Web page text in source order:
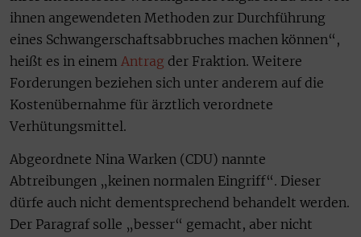
ihnen angewendeten Methoden zur Durchführung
eines Schwangerschaftsabbruches machen können“,
heißt es in einem Antrag der Fraktion. Weitere
Forderungen beziehen sich unter anderem auf die
Kostenübernahme für ärztlich verordnete
Verhütungsmittel.
Abgeordnete Nina Warken (CDU) nannte
Abtreibungen „keinen normalen Eingriff“. Dieser
dürfe auch nicht dementsprechend behandelt werden.
Der Paragraf solle „besser“ gemacht, aber nicht